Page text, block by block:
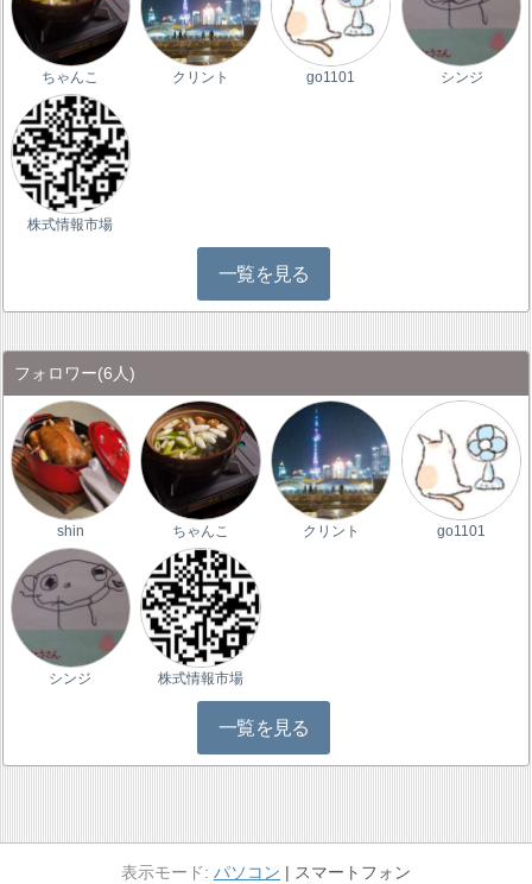
ちゃんこ クリント go1101 シンジ
株式情報市場
一覧を見る
フォロワー(6人)
shin ちゃんこ クリント go1101
シンジ 株式情報市場
一覧を見る
パソコン スマートフォン